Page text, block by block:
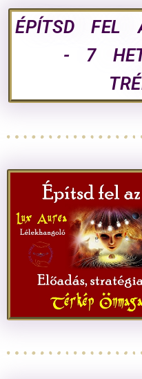
ÉPÍTSD FEL
- 7